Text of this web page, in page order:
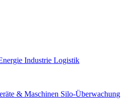
Industrie Logistik
& Maschinen Silo-Überwachung